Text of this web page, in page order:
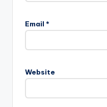
Email *
Website